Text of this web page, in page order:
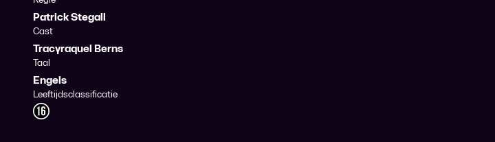
Patrick Stegall
Cast
Tracyraquel Berns
Taal
Engels
Leeftijdsclassificatie